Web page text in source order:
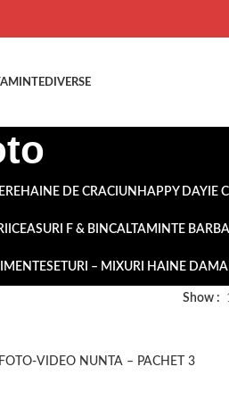
DIVERSE
HAINE DE CRACIUN HAPPY DAYIE
CEASURI F & BINCALTAMINTE
SETURI – MIXURI HAINE DAMA
Show
FOTO-VIDEO NUNTA – PACHET 3